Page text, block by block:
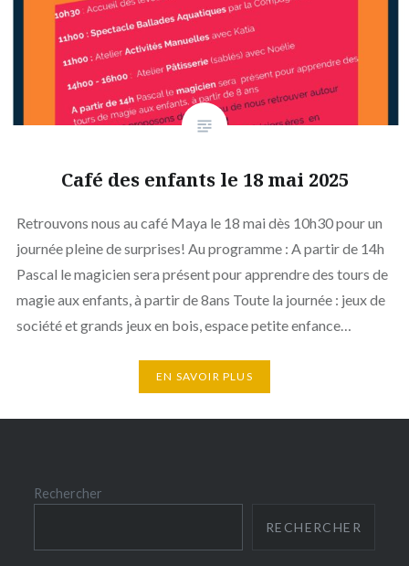
Café des enfants le 18 mai 2025
Retrouvons nous au café Maya le 18 mai dès 10h30 pour un
journée pleine de surprises! Au programme : A partir de 14h
Pascal le magicien sera présent pour apprendre des tours de
magie aux enfants, à partir de 8ans Toute la journée : jeux de
société et grands jeux en bois, espace petite enfance…
EN SAVOIR PLUS
Rechercher
RECHERCHER